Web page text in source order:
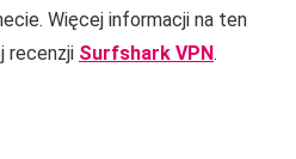
Więcej informacji na ten
recenzji Surfshark VPN.